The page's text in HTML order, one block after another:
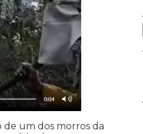
de um dos morros da